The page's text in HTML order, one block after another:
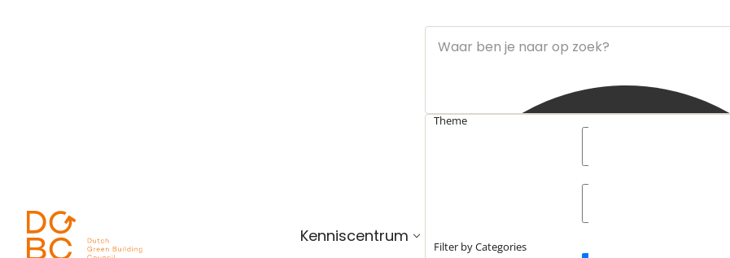
Kenniscentrum
Theme
Filter by Categories